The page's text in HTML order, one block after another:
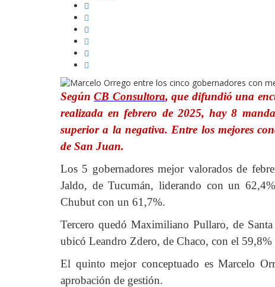
SegúnCB Consultora, que difundió una
realizada en febrero de 2025, hay 8
superior a la negativa. Entre los mejores
de San Juan.
Los 5 gobernadores mejor valorados de
Jaldo, de Tucumán, liderando con un
Chubut con un 61,7%.
Tercero quedó Maximiliano Pullaro, de
ubicó Leandro Zdero, de Chaco, con el 59,8%
El quinto mejor conceptuado es Marcelo
aprobación de gestión.